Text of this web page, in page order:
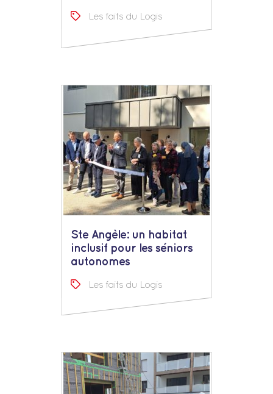
Les faits du Logis
Ste Angèle: un habitat
inclusif pour les séniors
autonomes
Les faits du Logis